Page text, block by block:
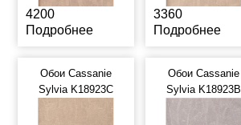
4200
Подробнее
3360
Подробнее
Обои Cassanie
Sylvia K18923C
Обои Cassanie
Sylvia K18923B